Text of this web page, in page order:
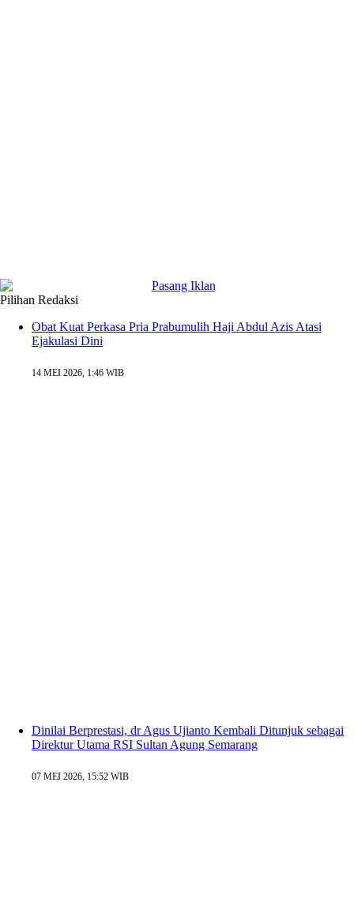
Pilihan Redaksi
Obat Kuat Perkasa Pria Prabumulih Haji Abdul Azis Atasi
Ejakulasi Dini
14 MEI 2026, 1:46 WIB
Dinilai Berprestasi, dr Agus Ujianto Kembali Ditunjuk sebagai
Direktur Utama RSI Sultan Agung Semarang
07 MEI 2026, 15:52 WIB